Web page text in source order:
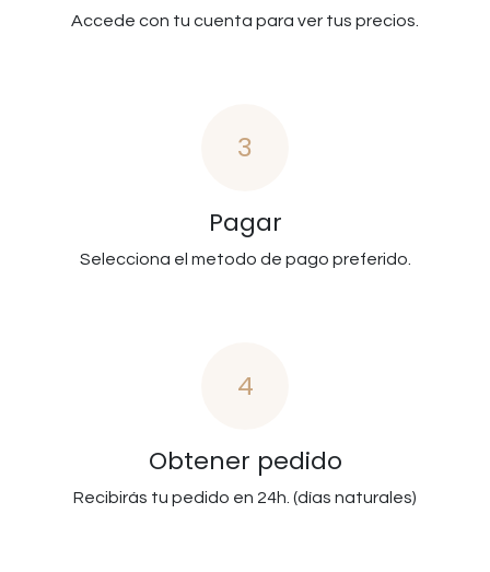
Accede con tu cuenta para ver tus precios.
3
Pagar
Selecciona el metodo de pago preferido.
4
Obtener pedido
Recibirás tu pedido en 24h. (días naturales)